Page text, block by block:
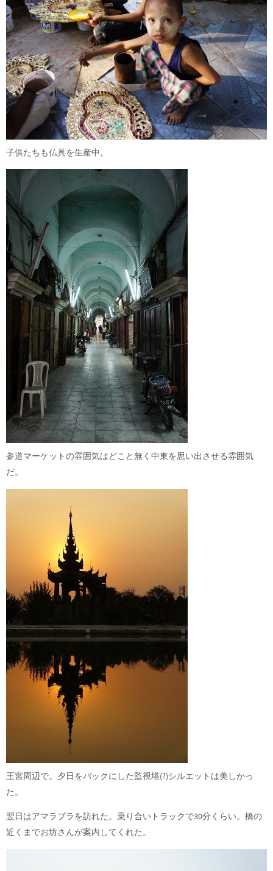
子供たちも仏具を生産中。
参道マーケットの雰囲気はどこと無く中東を思い出させる雰囲気
だ。
王宮周辺で。夕日をバックにした監視塔(?)シルエットは美しかっ
た。
翌日はアマラプラを訪れた。乗り合いトラックで30分くらい。橋の
近くまでお坊さんが案内してくれた。